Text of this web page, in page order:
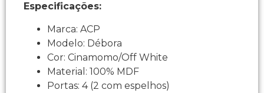
Especificações:
Marca: ACP
Modelo: Débora
Cor: Cinamomo/Off White
Material: 100% MDF
Portas: 4 (2 com espelhos)